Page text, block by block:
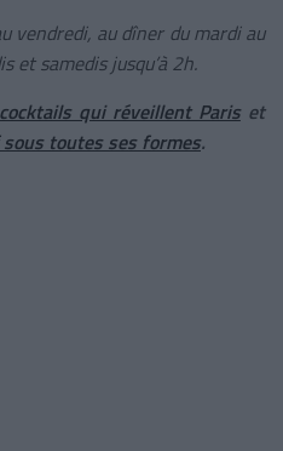
vendredi, au dîner du mardi au
et samedis jusqu’à 2h.
qui réveillent Pariset
toutes ses formes.